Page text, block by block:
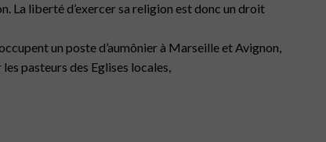
La liberté d’exercer sa religion est donc un droit
un poste d’aumônier à Marseille et Avignon,
pasteurs des Eglises locales,